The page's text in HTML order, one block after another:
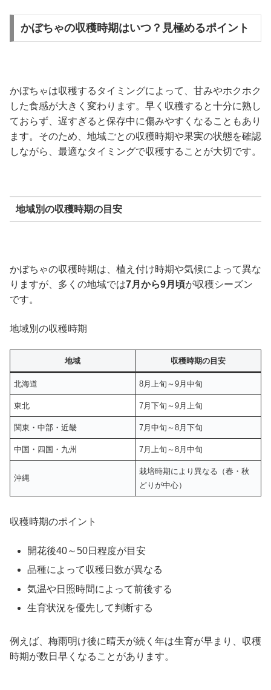
かぼちゃの収穫時期はいつ？見極めるポイント
かぼちゃは収穫するタイミングによって、甘みやホクホク
した食感が大きく変わります。早く収穫すると十分に熟し
ておらず、遅すぎると保存中に傷みやすくなることもあり
ます。そのため、地域ごとの収穫時期や果実の状態を確認
しながら、最適なタイミングで収穫することが大切です。
地域別の収穫時期の目安
かぼちゃの収穫時期は、植え付け時期や気候によって異な
りますが、多くの地域では7月から9月頃が収穫シーズン
です。
地域別の収穫時期
地域 収穫時期の目安
北海道 8月上旬～9月中旬
東北 7月下旬～9月上旬
関東・中部・近畿 7月中旬～8月下旬
中国・四国・九州 7月上旬～8月中旬
沖縄
栽培時期により異なる（春・秋
どりが中心）
収穫時期のポイント
開花後40～50日程度が目安
品種によって収穫日数が異なる
気温や日照時間によって前後する
生育状況を優先して判断する
例えば、梅雨明け後に晴天が続く年は生育が早まり、収穫
時期が数日早くなることがあります。